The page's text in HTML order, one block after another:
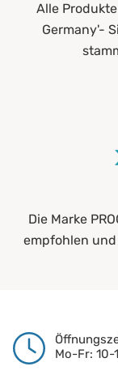
Alle
Germany'-
Die Marke
empfohlen
Mo-Fr: 10-